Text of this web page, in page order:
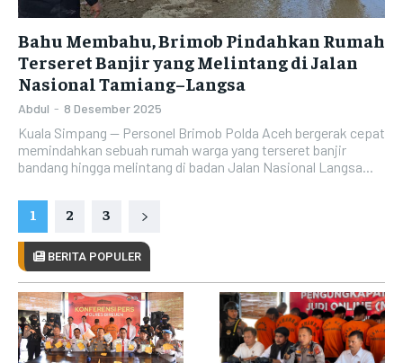
Bahu Membahu, Brimob Pindahkan Rumah
Terseret Banjir yang Melintang di Jalan
Nasional Tamiang–Langsa
Abdul - 8 Desember 2025
Kuala Simpang — Personel Brimob Polda Aceh bergerak cepat
memindahkan sebuah rumah warga yang terseret banjir
bandang hingga melintang di badan Jalan Nasional Langsa...
1 2 3
BERITA POPULER